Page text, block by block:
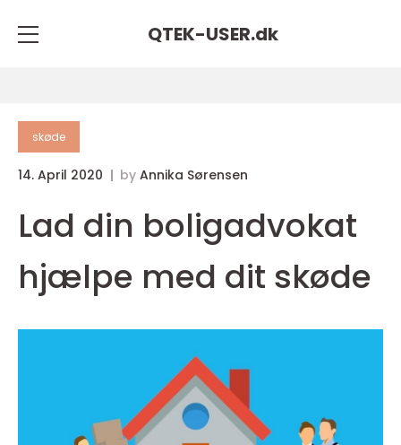
QTEK-USER.dk
skøde
14. April 2020 by Annika Sørensen
Lad din boligadvokat
hjælpe med dit skøde